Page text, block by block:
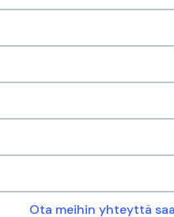
Ota meihin yhteyttä